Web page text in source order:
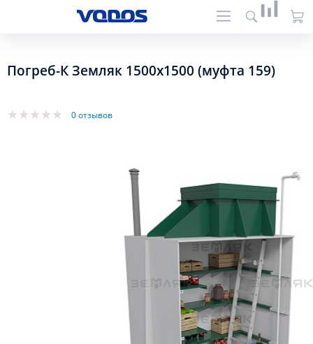
Погреб-К Земляк 1500х1500 (муфта 159)
0 отзывов